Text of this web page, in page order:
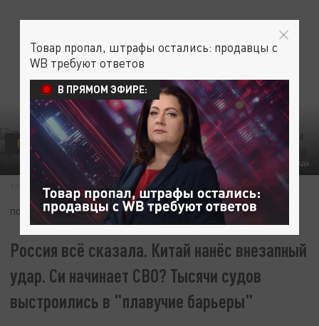
ФОТО: КОЛЛАЖ ЦАРЬГРАДА
ПОЛИТИКА
17 ЯНВАРЯ 16:18
ПОДПИШИТЕСЬ:
Россия всё сказала. Китай нанёс внезапный
удар. Си начинает СВО? Тысячи судов
выстроились в "плавучие барьеры"
Товар пропал, штрафы остались: продавцы с
WB требуют ответов
В ПРЯМОМ ЭФИРЕ: